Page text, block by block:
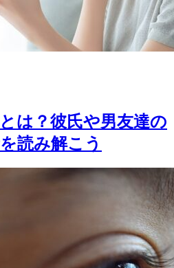
は？彼氏や男友達の
読み解こう